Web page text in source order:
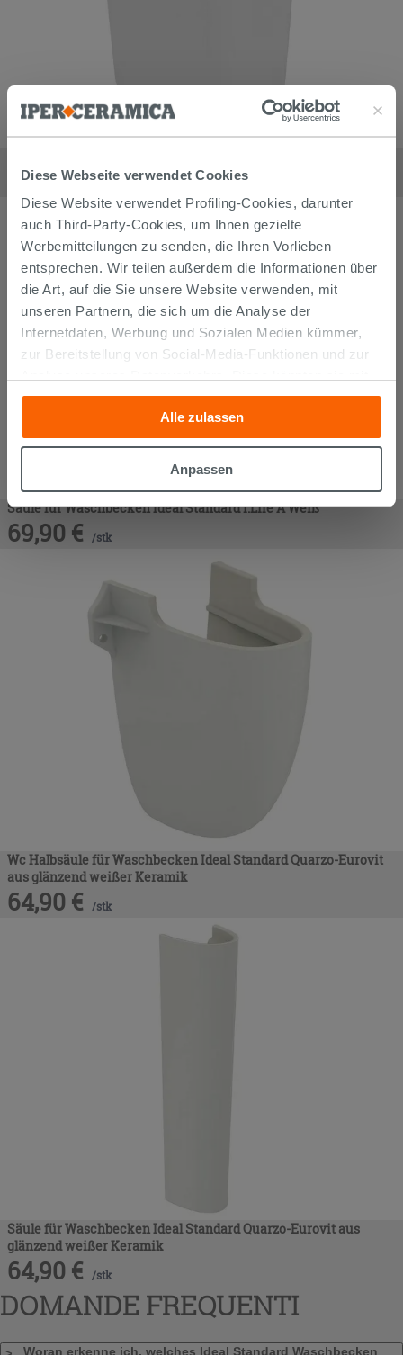
Diese Webseite verwendet Cookies
Diese Website verwendet Profiling-Cookies, darunter
auch Third-Party-Cookies, um Ihnen gezielte
Werbemitteilungen zu senden, die Ihren Vorlieben
entsprechen. Wir teilen außerdem die Informationen über
die Art, auf die Sie unsere Website verwenden, mit
unseren Partnern, die sich um die Analyse der
Internetdaten, Werbung und Sozialen Medien kümmer,
zur Bereitstellung von Social-Media-Funktionen und zur
anderen Informationen, die Sie ihnen geliefert haben oder
die sie aufgrund Ihrer Verwendung ihrer Dienste
gesammelt haben, kombinieren. Falls Sie mehr wissen
möchten oder Ihre Zustimmung zu allen oder einigen
Zustimmung kann durch Klicken auf die Schaltfläche
„Cookies akzeptieren“ gegeben werden. Wenn Sie auf
die Schaltfläche "X" klicken, können Sie das Surfen erst
nach der Installation der technischen Cookies fortsetzen.
Alle zulassen
Anpassen
69,90€
Säule für Waschbecken Ideal Standard i.Life A Weiß
69,90 € /stk
Wc Halbsäule für Waschbecken Ideal Standard Quarzo-Eurovit
aus glänzend weißer Keramik
64,90 € /stk
Säule für Waschbecken Ideal Standard Quarzo-Eurovit aus
glänzend weißer Keramik
64,90 € /stk
DOMANDE FREQUENTI
Woran erkenne ich, welches Ideal Standard Waschbecken